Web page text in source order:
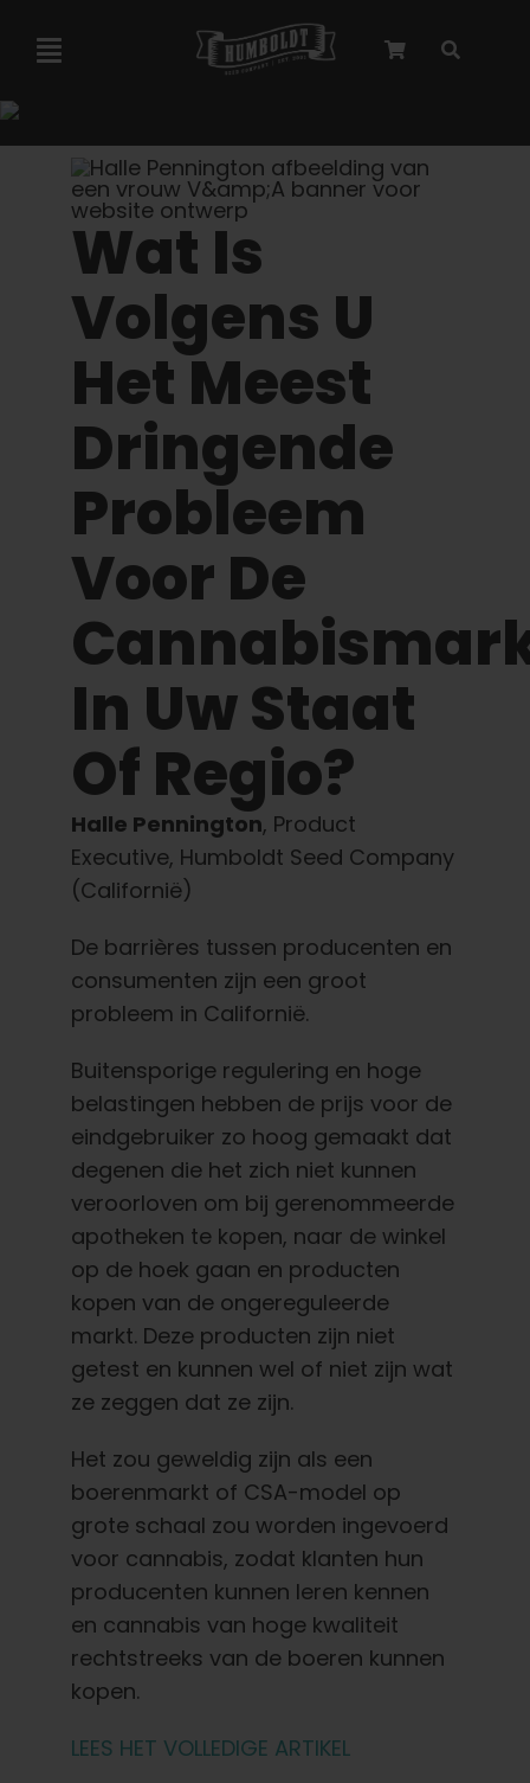
naar
Navigatie
Marley-samenwerking
Gefeminiseerde zaden
Autoflower zaden
Triploïde zaden
Tuinzaden
Leer
Druk op
Over
Pheno jagen
Behoud van Caribische genetica
Winkel op
Nederlands
Zoeken:
Wat Is
Volgens U
Het Meest
Dringende
Probleem
Voor De
In Uw Staat
Of Regio?
Halle Pennington, Product
Executive, Humboldt Seed Company
(Californië)
De barrières tussen producenten en
consumenten zijn een groot
probleem in Californië.
Buitensporige regulering en hoge
belastingen hebben de prijs voor de
eindgebruiker zo hoog gemaakt dat
degenen die het zich niet kunnen
veroorloven om bij gerenommeerde
apotheken te kopen, naar de winkel
op de hoek gaan en producten
kopen van de ongereguleerde
markt. Deze producten zijn niet
getest en kunnen wel of niet zijn wat
ze zeggen dat ze zijn.
Het zou geweldig zijn als een
boerenmarkt of CSA-model op
grote schaal zou worden ingevoerd
voor cannabis, zodat klanten hun
producenten kunnen leren kennen
en cannabis van hoge kwaliteit
rechtstreeks van de boeren kunnen
kopen.
LEES HET VOLLEDIGE ARTIKEL